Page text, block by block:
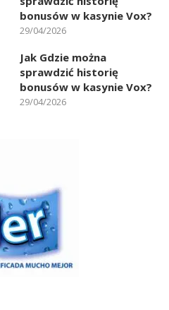
bonusów w kasynie Vox?
29/04/2026
Jak Gdzie można
sprawdzić historię
bonusów w kasynie Vox?
29/04/2026